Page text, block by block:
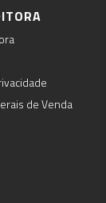
de Venda